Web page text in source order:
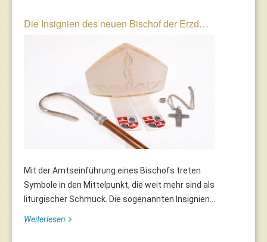
Die Insignien des neuen Bischof der Erzd…
Mit der Amtseinführung eines Bischofs treten
Symbole in den Mittelpunkt, die weit mehr sind als
liturgischer Schmuck. Die sogenannten Insignien...
Weiterlesen